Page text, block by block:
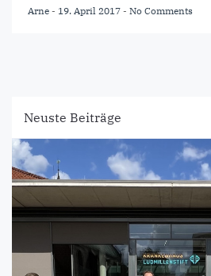
Arne - 19. April 2017 - No Comments
Neuste Beiträge